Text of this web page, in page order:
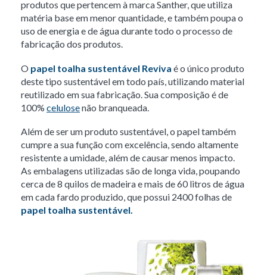
produtos que pertencem à marca Santher, que utiliza
matéria base em menor quantidade, e também poupa o
uso de energia e de água durante todo o processo de
fabricação dos produtos.
O papel toalha sustentável Reviva é o único produto
deste tipo sustentável em todo país, utilizando material
reutilizado em sua fabricação. Sua composição é de
100% celulosenão branqueada.
Além de ser um produto sustentável, o papel também
cumpre a sua função com excelência, sendo altamente
resistente a umidade, além de causar menos impacto.
As embalagens utilizadas são de longa vida, poupando
cerca de 8 quilos de madeira e mais de 60 litros de água
em cada fardo produzido, que possui 2400 folhas de
papel toalha sustentável.